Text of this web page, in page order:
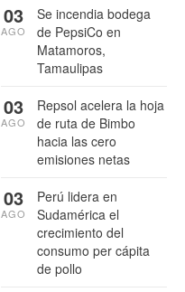
Se incendia bodega
de PepsiCo en
Matamoros,
Tamaulipas
03
AGO
Repsol acelera la hoja
de ruta de Bimbo
hacia las cero
emisiones netas
03
AGO
Perú lidera en
Sudamérica el
crecimiento del
consumo per cápita
de pollo
03
AGO